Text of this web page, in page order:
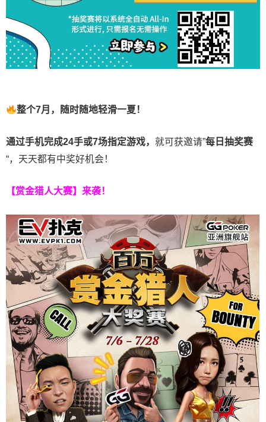
整个7月，随时随地轻滑一夏！
通过手机完成24手或7场指定游戏， 就可获邀请”每日抽奖赛
“，天天都有中奖好机会！
【赏金猎人大赛】来袭！